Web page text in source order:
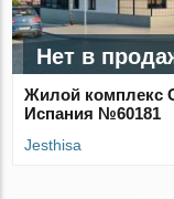
Нет в
Жилой комплекс
Испания №60181
Jesthisa